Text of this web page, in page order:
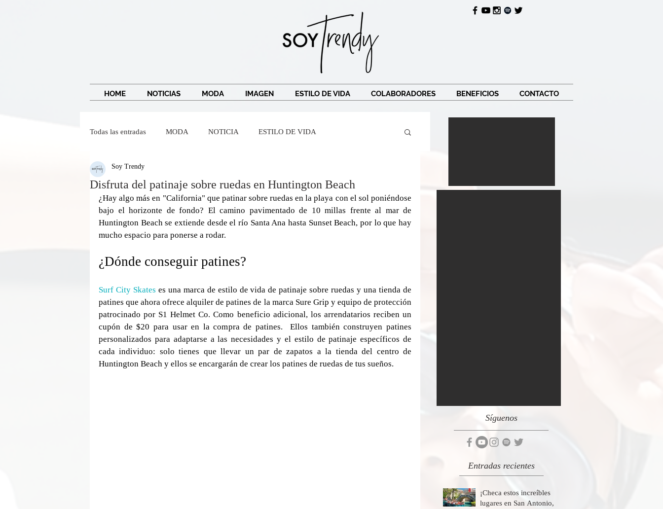
HOME NOTICIAS MODA IMAGEN ESTILO DE VIDA COLABORADORES BENEFICIOS CONTACTO
Todas las entradas MODA NOTICIA ESTILO DE VIDA
IMAGEN Y BELLEZA
Dr Federico Baena Q Salvador Mairena BarreAndTribe TRAVEL
Disfruta del patinaje sobre ruedas en Huntington Beach
Soy Trendy
¿Hay algo más en "California" que patinar sobre ruedas en la playa con el sol poniéndose
bajo el horizonte de fondo? El camino pavimentado de 10 millas frente al mar de
Huntington Beach se extiende desde el río Santa Ana hasta Sunset Beach, por lo que hay
mucho espacio para ponerse a rodar.
¿Dónde conseguir patines?
Surf City Skates es una marca de estilo de vida de patinaje sobre ruedas y una tienda de
patines que ahora ofrece alquiler de patines de la marca Sure Grip y equipo de protección
patrocinado por S1 Helmet Co. Como beneficio adicional, los arrendatarios reciben un
cupón de $20 para usar en la compra de patines.  Ellos también construyen patines
personalizados para adaptarse a las necesidades y el estilo de patinaje específicos de
cada individuo: solo tienes que llevar un par de zapatos a la tienda del centro de
Huntington Beach y ellos se encargarán de crear los patines de ruedas de tus sueños.
Síguenos
Entradas recientes
¡Checa estos increíbles
lugares en San Antonio,